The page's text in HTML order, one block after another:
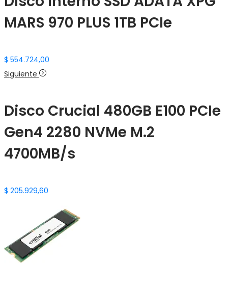
MARS 970 PLUS 1TB PCIe
$ 554.724,00
Siguiente
Disco Crucial 480GB E100 PCIe
Gen4 2280 NVMe M.2
4700MB/s
$ 205.929,60